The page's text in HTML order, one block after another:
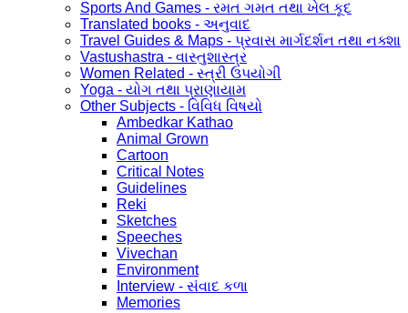
Sports And Games - રમત ગમત તથા ખેલ કૂદ
Translated books - અનુવાદ
Travel Guides & Maps - પ્રવાસ માર્ગદર્શન તથા નક્શા
Vastushastra - વાસ્તુશાસ્ત્ર
Women Related - સ્ત્રી ઉપયોગી
Yoga - યોગ તથા પ્રાણાયામ
Other Subjects - વિવિધ વિષયો
Ambedkar Kathao
Animal Grown
Cartoon
Critical Notes
Guidelines
Reki
Sketches
Speeches
Vivechan
Environment
Interview - સંવાદ કળા
Memories